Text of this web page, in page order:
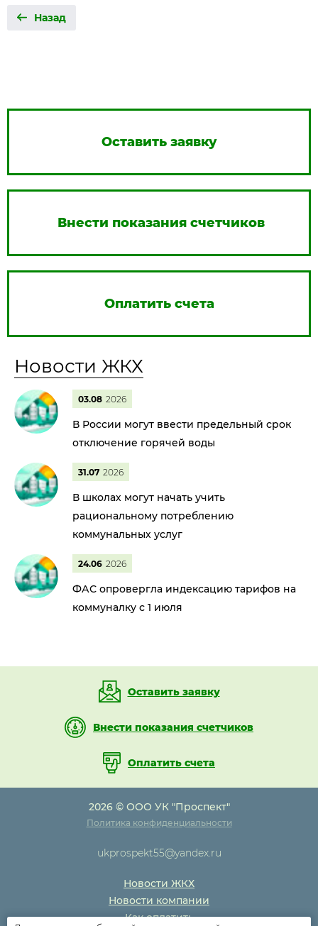
Назад
Оставить заявку
Внести показания счетчиков
Оплатить счета
Новости ЖКХ
03.08 2026
В России могут ввести предельный срок
отключение горячей воды
31.07 2026
В школах могут начать учить
рациональному потреблению
коммунальных услуг
24.06 2026
ФАС опровергла индексацию тарифов на
коммуналку с 1 июля
Оставить заявку
Внести показания счетчиков
Оплатить счета
2026 © ООО УК "Проспект"
Политика конфиденциальности
ukprospekt55@yandex.ru
Новости ЖКХ
Новости компании
Как оплатить